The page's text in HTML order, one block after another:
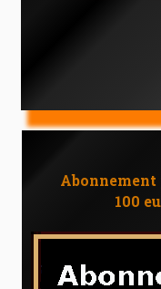
Abonnement
100